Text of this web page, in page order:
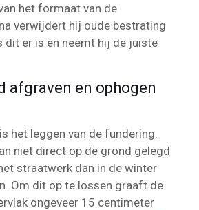
het formaat van de
verwijdert hij oude bestrating
dit er is en neemt hij de juiste
afgraven en ophogen
het leggen van de fundering.
niet direct op de grond gelegd
straatwerk dan in de winter
Om dit op te lossen graaft de
ongeveer 15 centimeter